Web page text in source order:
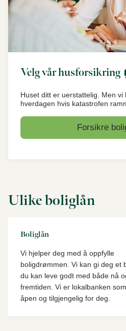
Velg vår husforsikring
Huset ditt er uerstattelig. Men vi
hverdagen hvis katastrofen
Forsikre
Ulike boliglån
Boliglån
Vi hjelper deg med å oppfylle
boligdrømmen. Vi kan gi deg et
du kan leve godt med både nå
fremtiden. Vi er lokalbanken
åpen og tilgjengelig for deg.